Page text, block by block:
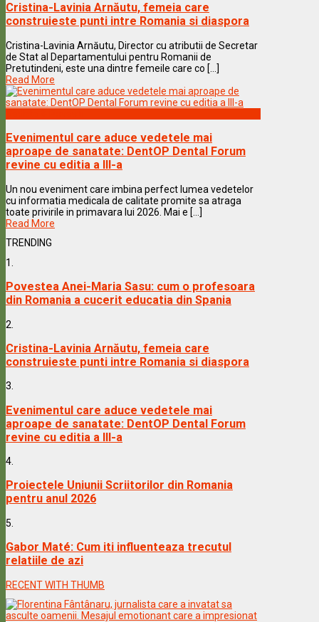
Cristina-Lavinia Arnăutu, femeia care
construieste punti intre Romania si diaspora
Cristina-Lavinia Arnăutu, Director cu atributii de Secretar
de Stat al Departamentului pentru Romanii de
Pretutindeni, este una dintre femeile care co [...]
Read More
Evenimentul care aduce vedetele mai
aproape de sanatate: DentOP Dental Forum
revine cu editia a III-a
Un nou eveniment care imbina perfect lumea vedetelor
cu informatia medicala de calitate promite sa atraga
toate privirile in primavara lui 2026. Mai e [...]
Read More
TRENDING
1.
Povestea Anei-Maria Sasu: cum o profesoara
din Romania a cucerit educatia din Spania
2.
Cristina-Lavinia Arnăutu, femeia care
construieste punti intre Romania si diaspora
3.
Evenimentul care aduce vedetele mai
aproape de sanatate: DentOP Dental Forum
revine cu editia a III-a
4.
Proiectele Uniunii Scriitorilor din Romania
pentru anul 2026
5.
Gabor Maté: Cum iti influenteaza trecutul
relatiile de azi
RECENT WITH THUMB